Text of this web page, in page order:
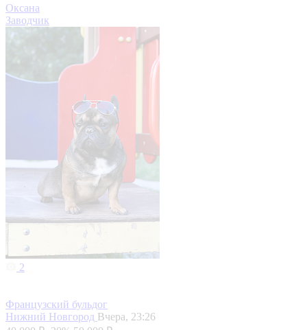
Оксана
Заводчик
2
Французский бульдог
Нижний Новгород Вчера, 23:26